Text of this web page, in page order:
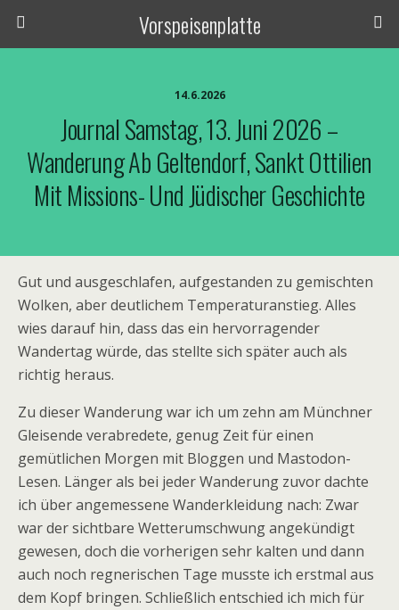
Vorspeisenplatte
14.6.2026
Journal Samstag, 13. Juni 2026 –
Wanderung Ab Geltendorf, Sankt Ottilien
Mit Missions- Und Jüdischer Geschichte
Gut und ausgeschlafen, aufgestanden zu gemischten
Wolken, aber deutlichem Temperaturanstieg. Alles
wies darauf hin, dass das ein hervorragender
Wandertag würde, das stellte sich später auch als
richtig heraus.
Zu dieser Wanderung war ich um zehn am Münchner
Gleisende verabredete, genug Zeit für einen
gemütlichen Morgen mit Bloggen und Mastodon-
Lesen. Länger als bei jeder Wanderung zuvor dachte
ich über angemessene Wanderkleidung nach: Zwar
war der sichtbare Wetterumschwung angekündigt
gewesen, doch die vorherigen sehr kalten und dann
auch noch regnerischen Tage musste ich erstmal aus
dem Kopf bringen. Schließlich entschied ich mich für